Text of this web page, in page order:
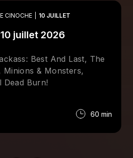
CINOCHE 10 JUILLET
juillet 2026
Best And Last, The
Minions & Monsters,
Dead Burn!
60 min